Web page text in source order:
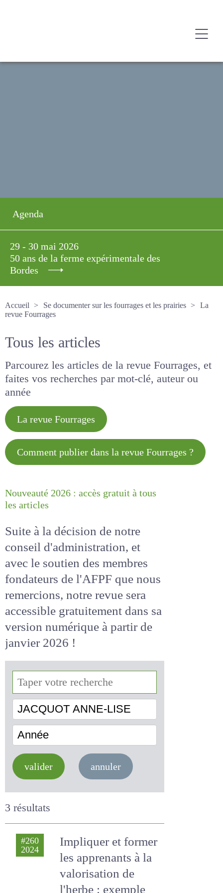
Agenda
29 - 30 mai 2026
50 ans de la ferme expérimentale des
Bordes
Accueil
Se documenter sur les fourrages et les prairies
La revue Fourrages
Tous les articles
Parcourez les articles de la revue Fourrages, et
faites vos recherches par mot-clé, auteur ou
année
La revue Fourrages
Comment publier dans la revue
Nouveauté 2026 : accès gratuit à
Suite à la décision de notre
conseil d'administration, et
avec le soutien des membres
fondateurs de l'AFPF que nous
remercions, notre revue sera
accessiblegratuitementdans
sa version numérique
de janvier 2026 !
JACQUOT ANNE-LISE
valider annuler
3 résultats
#260
Impliquer et
former les
apprenants à la